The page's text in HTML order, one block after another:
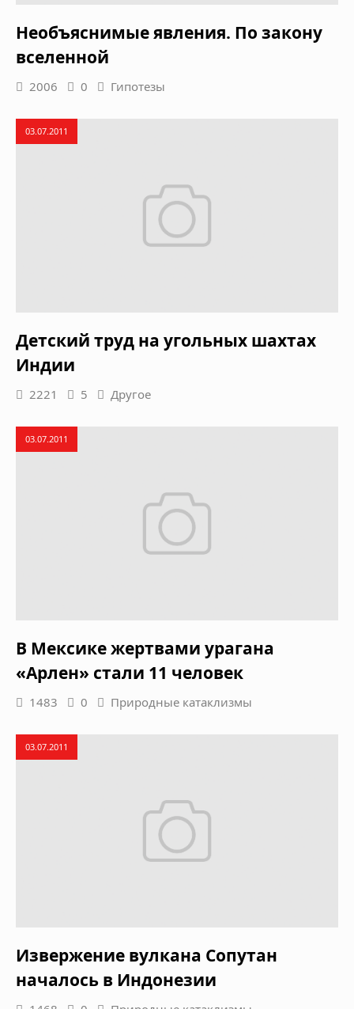
Необъяснимые явления. По закону
вселенной
2006 0 Гипотезы
03.07.2011
Детский труд на угольных шахтах
Индии
2221 5 Другое
03.07.2011
В Мексике жертвами урагана
«Арлен» стали 11 человек
1483 0 Природные катаклизмы
03.07.2011
Извержение вулкана Сопутан
началось в Индонезии